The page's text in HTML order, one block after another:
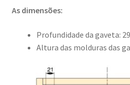
As dimensões:
Profundidade da gaveta:
Altura das molduras das